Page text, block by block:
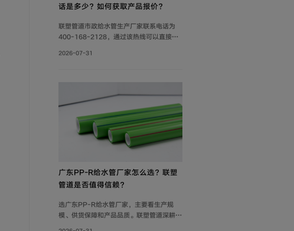
话是多少？如何获取产品报价？
联塑管道市政给水管生产厂家联系电话为
400-168-2128，通过该热线可以直接获
还可通过官网及微信公众号获取产品报价和
2026-07-31
广东PP-R给水管厂家怎么选？联塑
管道是否值得信赖？
选广东PP-R给水管厂家，主要看生产规
模、供货保障和产品品质。联塑管道深耕管